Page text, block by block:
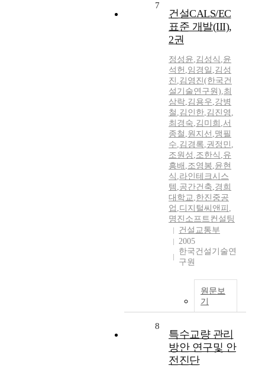
7
건설CALS/EC
표준 개발(III),
2권
정성윤,김성식 ,윤
석헌 ,임경일 ,김성
진 ,김영진(한국건
설기술연구원),최
삼락,김용우,강병
철 ,김인한,김진영 ,
최경숙,김미희 ,서
종철 ,원지선 ,맹필
수,김경록,권정민 ,
조원성 ,조한식 ,유
흥배 ,조영봉,윤현
식 ,라인테크시스
템 ,공간건축,경희
대학교,한진중공
업 ,디지털씨앤피 ,
명진소프트컨설팅
건설교통부
2005
한국건설기술연
구원
원문보
기
8
특수교량 관리
방안 연구및 안
전진단